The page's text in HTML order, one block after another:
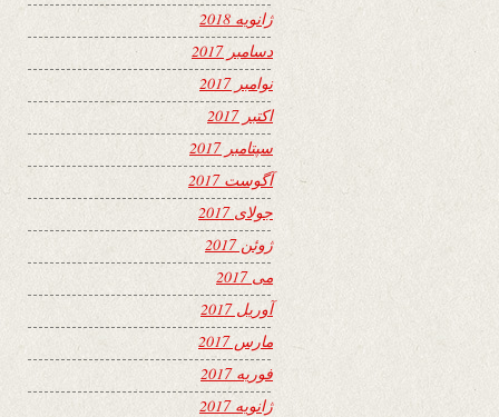
ژانویه 2018
دسامبر 2017
نوامبر 2017
اکتبر 2017
سپتامبر 2017
آگوست 2017
جولای 2017
ژوئن 2017
می 2017
آوریل 2017
مارس 2017
فوریه 2017
ژانویه 2017